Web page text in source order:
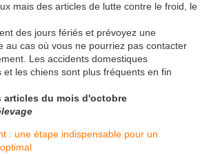
mais des articles de lutte contre le froid, le
des jours fériés et prévoyez une
au cas où vous ne pourriez pas contacter
Les accidents domestiques
et les chiens sont plus fréquents en fin
articles du mois d'octobre
: une étape indispensable pour un